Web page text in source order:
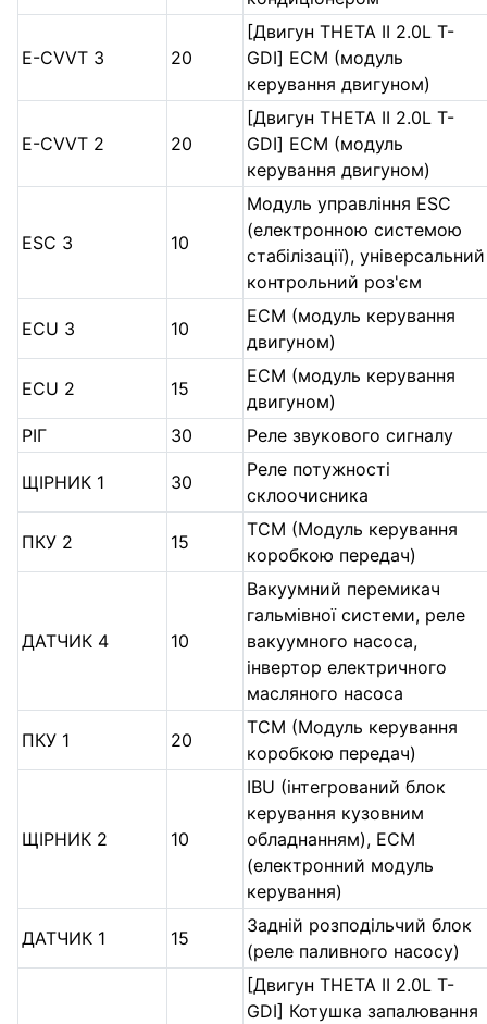
E-CVVT 3 20
[Двигун THETA II 2.0L T-
GDI] ECM (модуль
керування двигуном)
E-CVVT 2 20
[Двигун THETA II 2.0L T-
GDI] ECM (модуль
керування двигуном)
ESC 3 10
Модуль управління ESC
(електронною системою
стабілізації), універсальний
контрольний роз'єм
ECU 3 10
ECM (модуль керування
двигуном)
ECU 2 15
ECM (модуль керування
двигуном)
РІГ
30 Реле звукового сигналу
ЩІРНИК 1 30
Реле потужності
склоочисника
ПКУ 2 15
TCM (Модуль керування
коробкою передач)
ДАТЧИК 4 10
Вакуумний перемикач
гальмівної системи, реле
вакуумного насоса,
інвертор електричного
масляного насоса
ПКУ 1 20
TCM (Модуль керування
коробкою передач)
ЩІРНИК 2 10
IBU (інтегрований блок
керування кузовним
обладнанням), ECM
(електронний модуль
керування)
ДАТЧИК 1 15
Задній розподільчий блок
(реле паливного насосу)
[Двигун THETA II 2.0L T-
GDI] Котушка запалювання